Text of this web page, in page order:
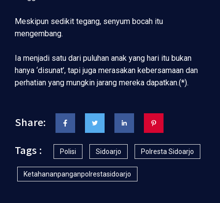
Meskipun sedikit tegang, senyum bocah itu
mengembang.
Ia menjadi satu dari puluhan anak yang hari itu bukan
hanya ‘disunat’, tapi juga merasakan kebersamaan dan
perhatian yang mungkin jarang mereka dapatkan.(*).
Share:
Tags :
Polisi Sidoarjo Polresta Sidoarjo
Ketahananpanganpolrestasidoarjo